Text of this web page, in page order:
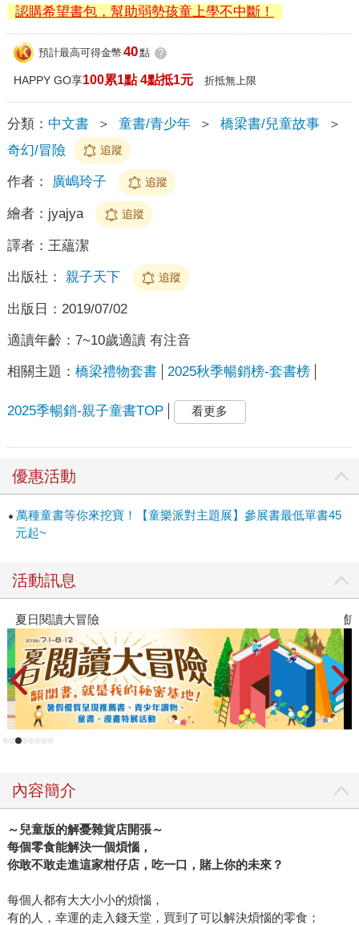
認購希望書包，幫助弱勢孩童上學不中斷！
預計最高可得金幣 40點 ?
HAPPY GO享100累1點 4點抵1元 折抵無上限
分類： 中文書 ＞ 童書/青少年 ＞ 橋梁書/兒童故事
＞
奇幻/冒險
追蹤
作者： 廣嶋玲子 追蹤
繪者： jyajya 追蹤
譯者： 王蘊潔
出版社： 親子天下 追蹤
出版日： 2019/07/02
適讀年齡： 7~10歲適讀 有注音
相關主題： 橋梁禮物套書 2025秋季暢銷榜-套書榜
2025季暢銷-親子童書TOP 看更多
優惠活動
萬種童書等你來挖寶！【童樂派對主題展】參展書最低單書45
元起~
活動訊息
飢餓遊戲前傳贈早優券
內容簡介
～兒童版的解憂雜貨店開張～
每個零食能解決一個煩惱，
你敢不敢走進這家柑仔店，吃一口，賭上你的未來？
每個人都有大大小小的煩惱，
有的人，幸運的走入錢天堂，買到了可以解決煩惱的零食；